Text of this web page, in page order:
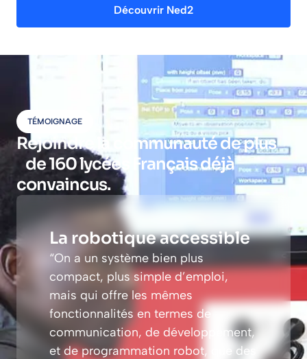
Découvrir Ned2
TÉMOIGNAGE
Rejoindre la communauté de plus
de 160 lycées Français déjà
convaincus.
La robotique accessible
“On a un système bien plus
compact, plus simple d’emploi,
mais qui offre les mêmes
fonctionnalités en termes de
communication, de développement,
et de programmation robot, que des